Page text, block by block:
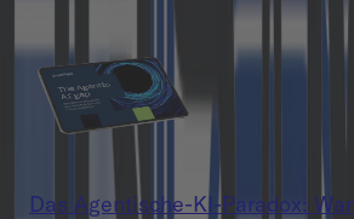
Das Agentische-KI-Paradox: